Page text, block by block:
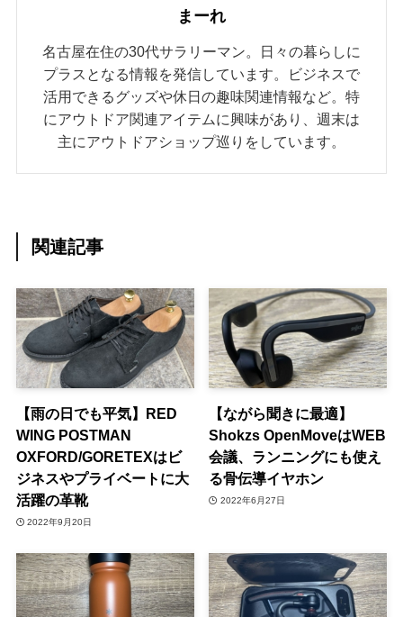
まーれ
名古屋在住の30代サラリーマン。日々の暮らしに
プラスとなる情報を発信しています。ビジネスで
活用できるグッズや休日の趣味関連情報など。特
にアウトドア関連アイテムに興味があり、週末は
主にアウトドアショップ巡りをしています。
関連記事
【雨の日でも平気】RED
WING POSTMAN
OXFORD/GORETEXはビ
ジネスやプライベートに大
活躍の革靴
2022年9月20日
【ながら聞きに最適】
Shokzs OpenMoveはWEB
会議、ランニングにも使え
る骨伝導イヤホン
2022年6月27日